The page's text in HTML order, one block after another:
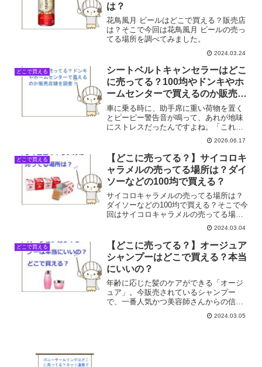
は？
花鳥風月 ビールはどこで買える？販売店
は？そこで今回は花鳥風月 ビールの売っ
てる場所を調べてみました。
2024.03.24
どこで買える
シートベルトキャンセラーはどこ
に売ってる？100均やドンキやホ
ームセンターで買えるのか販売店
舗を調査！
車に乗る時に、助手席に重い荷物を置く
とピーピー警告音が鳴って、あれが地味
にストレスだったんですよね。「これが
あれば、あのプチストレスから解放され
るかも！」って思って、仕事帰りにサッ
と探してみようと思ったんですが、いざ
買おうとすると「あれ？ど...
2026.06.17
どこで買える
【どこに売ってる？】サイコロキ
ャラメルの売ってる場所は？ダイ
ソーなどの100均で買える？
サイコロキャラメルの売ってる場所は？
ダイソーなどの100均で買える？そこで今
回はサイコロキャラメルの売ってる場所
2024.03.04
どこで買える
【どこに売ってる？】オージュア
シャンプーはどこで買える？本当
にいいの？
年齢に応じた髪のケアができる「オージ
ュア」。今販売されているシャンプー
で、一番人気かつ美容師さんからの信頼
も厚い「サロン専売シャンプー」。ミル
ボンのAujua（オージュア）シャンプーは
2024.03.05